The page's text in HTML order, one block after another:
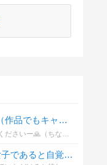
最愛の推し、何年推してる❓（作品でもキャラでも🙆‍♀️）
BL道に開眼した（自身が腐女子であると自覚した）のはいつ⁉️